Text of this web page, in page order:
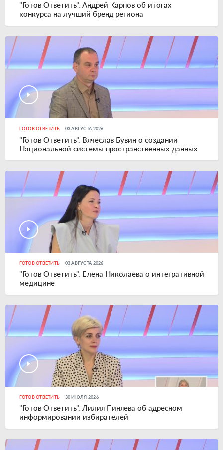
"Готов Ответить". Андрей Карпов об итогах
конкурса на лучший бренд региона
ГОТОВ ОТВЕТИТЬ 03 АВГУСТА 2026
"Готов Ответить". Вячеслав Бувин о создании
Национальной системы пространственных данных
ГОТОВ ОТВЕТИТЬ 03 АВГУСТА 2026
"Готов Ответить". Елена Николаева о интегративной
медицине
ГОТОВ ОТВЕТИТЬ 30 ИЮЛЯ 2026
"Готов Ответить". Лилия Пиняева об адресном
информировании избирателей